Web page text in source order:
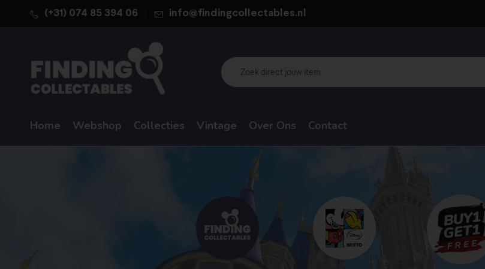
(+31) 074 85 394 06 info@findingcollectables.nl
Home Webshop Collecties Vintage Over Ons Contact